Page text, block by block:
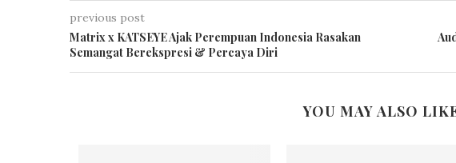
previous post
Matrix x KATSEYE Ajak Perempuan Indonesia Rasakan
Semangat Berekspresi & Percaya Diri
YOU MAY ALSO